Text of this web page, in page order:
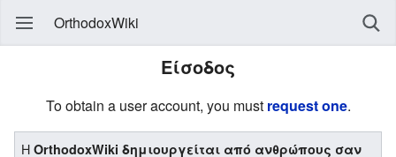
OrthodoxWiki
Είσοδος
To obtain a user account, you must request one.
ΗOrthodoxWiki δημιουργείται από ανθρώπους σαν